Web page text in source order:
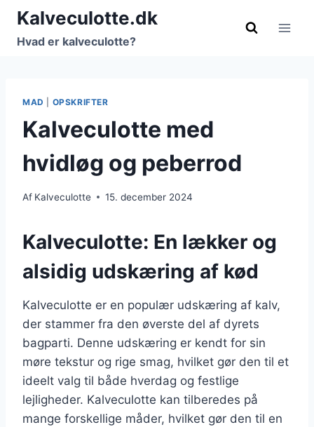
Fortsæt
indhold
Kalveculotte.dk
Hvad er kalveculotte?
MAD OPSKRIFTER
Kalveculotte med
hvidløg og peberrod
Af Kalveculotte 15. december 2024
Kalveculotte: En lækker og
alsidig udskæring af kød
Kalveculotte er en populær udskæring af kalv,
der stammer fra den øverste del af dyrets
bagparti. Denne udskæring er kendt for sin
møre tekstur og rige smag, hvilket gør den til et
ideelt valg til både hverdag og festlige
lejligheder. Kalveculotte kan tilberedes på
mange forskellige måder, hvilket gør den til en